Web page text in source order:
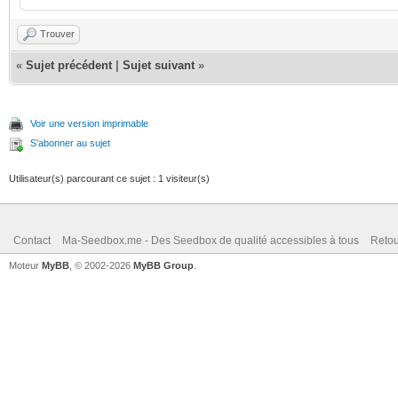
Trouver
« Sujet précédent Sujet suivant »
Voir une version imprimable
S’abonner au sujet
Utilisateur(s) parcourant ce sujet : 1 visiteur(s)
Contact Ma-Seedbox.me - Des Seedbox de qualité accessibles à tous
Moteur MyBB , © 2002-2026 MyBB Group